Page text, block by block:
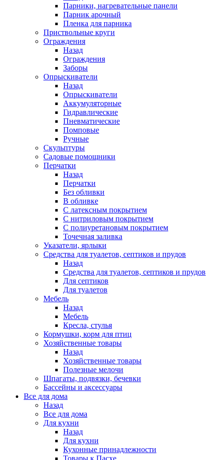
Парники, нагревательные панели
Парник арочный
Пленка для парника
Приствольные круги
Ограждения
Назад
Ограждения
Заборы
Опрыскиватели
Назад
Опрыскиватели
Аккумуляторные
Гидравлические
Пневматические
Помповые
Ручные
Скульптуры
Садовые помощники
Перчатки
Назад
Перчатки
Без обливки
В обливке
С латексным покрытием
С нитриловым покрытием
С полиуретановым покрытием
Точечная заливка
Указатели, ярлыки
Средства для туалетов, септиков и прудов
Назад
Средства для туалетов, септиков и прудов
Для септиков
Для туалетов
Мебель
Назад
Мебель
Кресла, стулья
Кормушки, корм для птиц
Хозяйственные товары
Назад
Хозяйственные товары
Полезные мелочи
Шпагаты, подвязки, бечевки
Бассейны и аксессуары
Все для дома
Назад
Все для дома
Для кухни
Назад
Для кухни
Кухонные принадлежности
Товары к Пасхе